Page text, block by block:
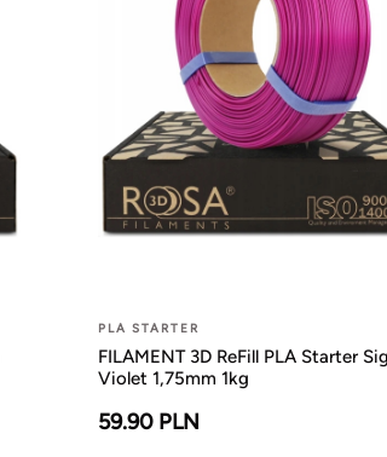
PLA STARTER
FILAMENT 3D ReFill PLA Starter
Violet 1,75mm 1kg
59.90 PLN